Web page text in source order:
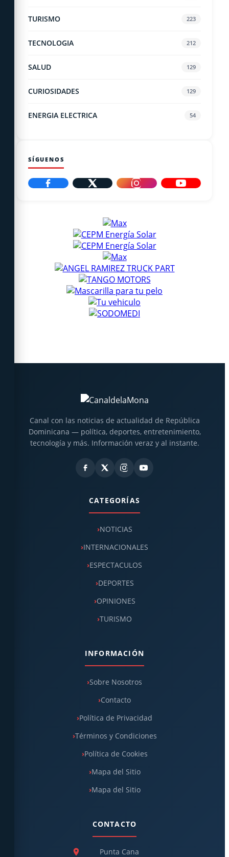
TURISMO 223
TECNOLOGIA 212
SALUD 129
CURIOSIDADES 129
ENERGIA ELECTRICA 54
SÍGUENOS
Canal con las noticias de actualidad de República
Dominicana — política, deportes, entretenimiento,
tecnología y más. Información veraz y al instante.
CATEGORÍAS
NOTICIAS
INTERNACIONALES
ESPECTACULOS
DEPORTES
OPINIONES
TURISMO
INFORMACIÓN
Sobre Nosotros
Contacto
Política de Privacidad
Términos y Condiciones
Política de Cookies
Mapa del Sitio
Mapa del Sitio
CONTACTO
Punta Cana